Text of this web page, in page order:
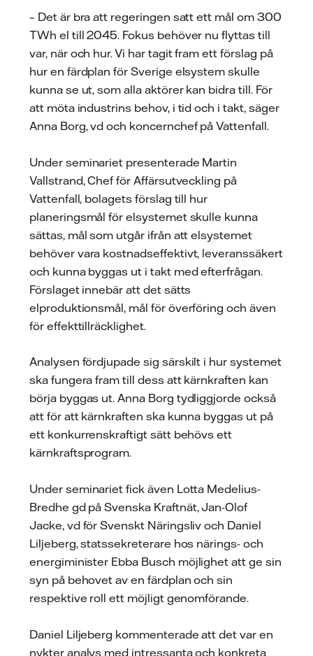
– Det är bra att regeringen satt ett mål om 300
TWh el till 2045. Fokus behöver nu flyttas till
var, när och hur. Vi har tagit fram ett förslag på
hur en färdplan för Sverige elsystem skulle
kunna se ut, som alla aktörer kan bidra till. För
att möta industrins behov, i tid och i takt, säger
Anna Borg, vd och koncernchef på Vattenfall.
Under seminariet presenterade Martin
Vallstrand, Chef för Affärsutveckling på
Vattenfall, bolagets förslag till hur
planeringsmål för elsystemet skulle kunna
sättas, mål som utgår ifrån att elsystemet
behöver vara kostnadseffektivt, leveranssäkert
och kunna byggas ut i takt med efterfrågan.
Förslaget innebär att det sätts
elproduktionsmål, mål för överföring och även
för effekttillräcklighet.
Analysen fördjupade sig särskilt i hur systemet
ska fungera fram till dess att kärnkraften kan
börja byggas ut. Anna Borg tydliggjorde också
att för att kärnkraften ska kunna byggas ut på
ett konkurrenskraftigt sätt behövs ett
kärnkraftsprogram.
Under seminariet fick även Lotta Medelius-
Bredhe gd på Svenska Kraftnät, Jan-Olof
Jacke, vd för Svenskt Näringsliv och Daniel
Liljeberg, statssekreterare hos närings- och
energiminister Ebba Busch möjlighet att ge sin
syn på behovet av en färdplan och sin
respektive roll ett möjligt genomförande.
Daniel Liljeberg kommenterade att det var en
nykter analys med intressanta och konkreta